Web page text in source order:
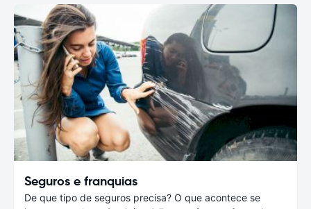
Seguros e franquias
De que tipo de seguros precisa? O que acontece se